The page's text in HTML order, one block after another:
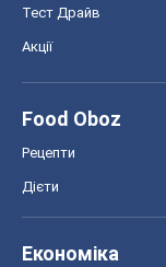
Тест Драйв
Акції
Food Oboz
Рецепти
Дієти
Економіка